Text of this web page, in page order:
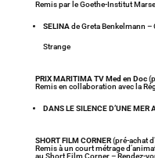
Remis par le Goethe-Institut
SELINAde Greta Benkelmann
Strange
PRIX MARITIMA TV Med en Doc
Remis en collaboration avec la
DANS LE SILENCE D’UNE MER
SHORT FILM CORNER(pré-achat
Remis à un court métrage
au Short Film Corner – Rendez-